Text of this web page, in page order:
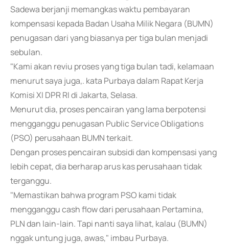
Sadewa berjanji memangkas waktu pembayaran
kompensasi kepada Badan Usaha Milik Negara (BUMN)
penugasan dari yang biasanya per tiga bulan menjadi
sebulan.
"Kami akan reviu proses yang tiga bulan tadi, kelamaan
menurut saya juga,. kata Purbaya dalam Rapat Kerja
Komisi XI DPR RI di Jakarta, Selasa.
Menurut dia, proses pencairan yang lama berpotensi
mengganggu penugasan Public Service Obligations
(PSO) perusahaan BUMN terkait.
Dengan proses pencairan subsidi dan kompensasi yang
lebih cepat, dia berharap arus kas perusahaan tidak
terganggu.
"Memastikan bahwa program PSO kami tidak
mengganggu cash flow dari perusahaan Pertamina,
PLN dan lain-lain. Tapi nanti saya lihat, kalau (BUMN)
nggak untung juga, awas," imbau Purbaya.